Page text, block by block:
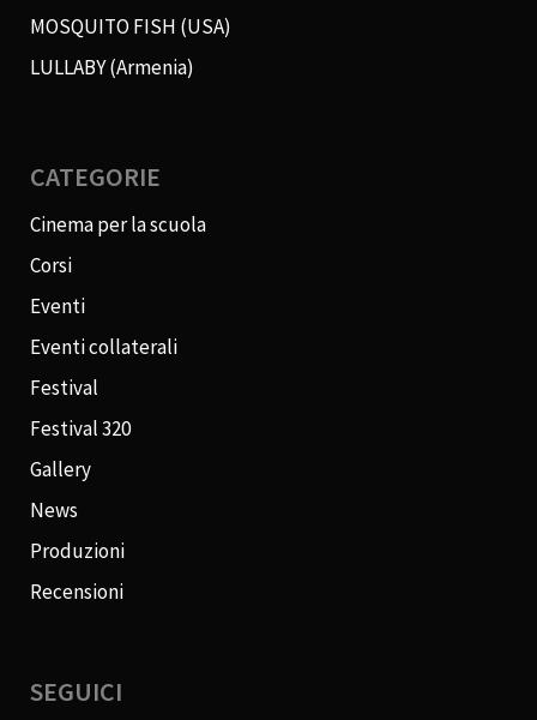
MOSQUITO FISH (USA)
LULLABY (Armenia)
CATEGORIE
Cinema per la scuola
Corsi
Eventi
Eventi collaterali
Festival
Festival 320
Gallery
News
Produzioni
Recensioni
SEGUICI